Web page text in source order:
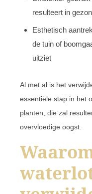
resulteert in
Esthetisch
de tuin of
uitziet
Al met al is het
essentiële stap in het
planten, die zal
overvloedige oogst.